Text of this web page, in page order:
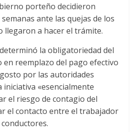
porteño decidieron
ante las quejas de los
llegaron a hacer el trámite.
la obligatoriedad del
en reemplazo del pago efectivo
por las autoridades
«esencialmente
el riesgo de contagio del
el contacto entre el trabajador